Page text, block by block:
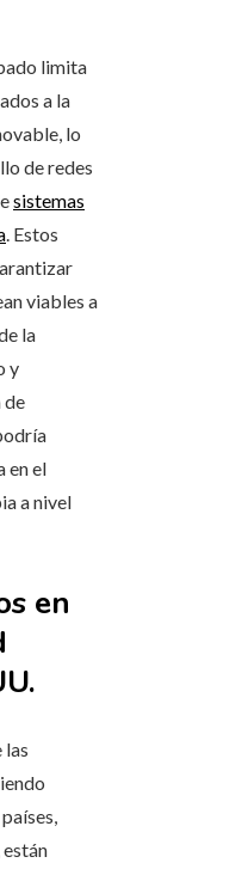
limita
a la
lo
de redes
sistemas
. Estos
viables a
la
y
de
en el
a nivel
en
las
están